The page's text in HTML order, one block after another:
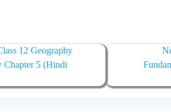
12 Geography
Chapter 5 (Hindi